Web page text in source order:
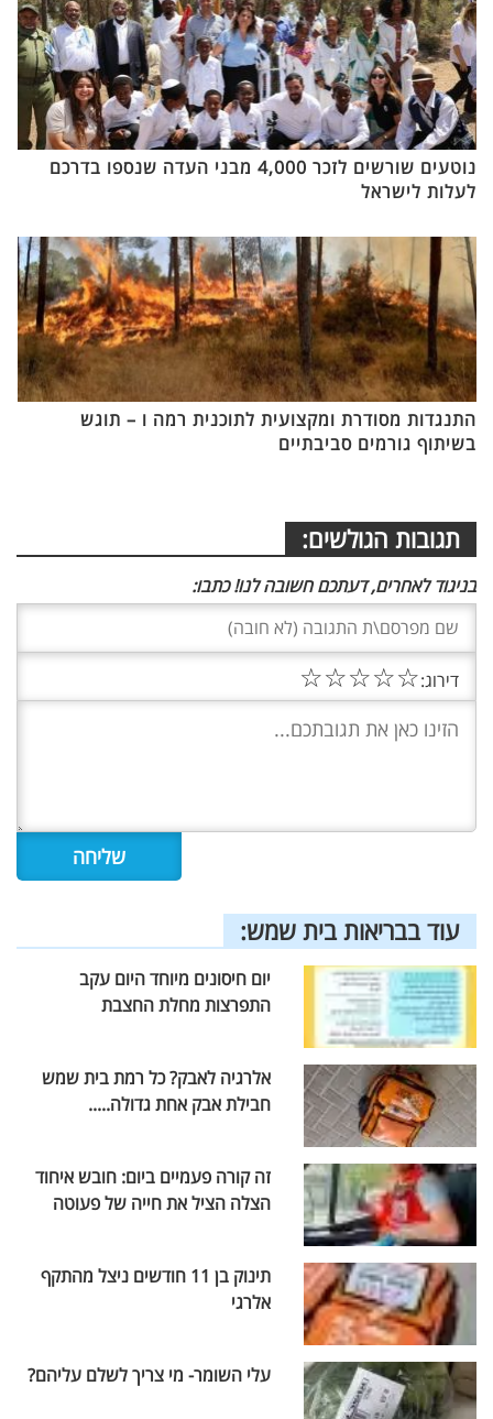
נוטעים שורשים לזכר 4,000 מבני העדה שנספו בדרכם
לעלות לישראל
התנגדות מסודרת ומקצועית לתוכנית רמה ו – תוגש
בשיתוף גורמים סביבתיים
תגובות הגולשים:
בניגוד לאחרים, דעתכם חשובה לנו! כתבו:
דירוג:☆
☆
☆
☆
☆
עוד בבריאות בית שמש:
יום חיסונים מיוחד היום עקב
התפרצות מחלת החצבת
אלרגיה לאבק? כל רמת בית שמש
חבילת אבק אחת גדולה.....
זה קורה פעמיים ביום: חובש איחוד
הצלה הציל את חייה של פעוטה
תינוק בן 11 חודשים ניצל מהתקף
אלרגי
עלי השומר- מי צריך לשלם עליהם?